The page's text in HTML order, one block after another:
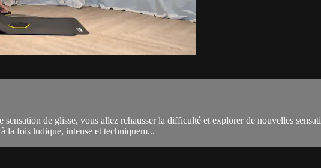
de glisse, vous allez rehausser la difficulté et explorer de nouvelles
la fois ludique, intense et techniquem...